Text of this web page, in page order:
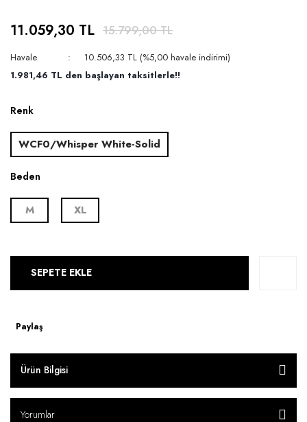
11.059,30 TL 15.799,00 TL
Havale
10.506,33 TL (%5,00 havale indirimi)
1.981,46 TL den başlayan taksitlerle!!
Renk
WCF0/Whisper White-Solid
Beden
M XL
SEPETE EKLE
Paylaş
Ürün Bilgisi
Yorumlar